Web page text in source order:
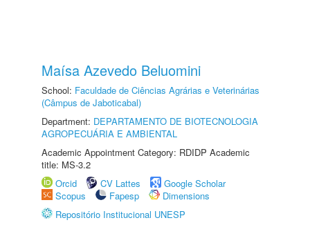
Maísa Azevedo Beluomini
School: Faculdade de Ciências Agrárias e Veterinárias
(Câmpus de Jaboticabal)
Department: DEPARTAMENTO DE BIOTECNOLOGIA
AGROPECUÁRIA E AMBIENTAL
Academic Appointment Category: RDIDP Academic
title: MS-3.2
Orcid
CV Lattes
Google Scholar
Scopus
Fapesp
Dimensions
Repositório Institucional UNESP